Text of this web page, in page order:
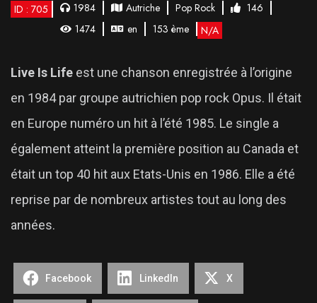
ID : 705 1984 Autriche Pop Rock
146
1474
en 153 ème N/A
Live Is Life est une chanson enregistrée à l’origine
en 1984 par groupe autrichien pop rock Opus. Il était
en Europe numéro un hit à l’été 1985. Le single a
également atteint la première position au Canada et
était un top 40 hit aux Etats-Unis en 1986. Elle a été
reprise par de nombreux artistes tout au long des
années.
Facebook LinkedIn X